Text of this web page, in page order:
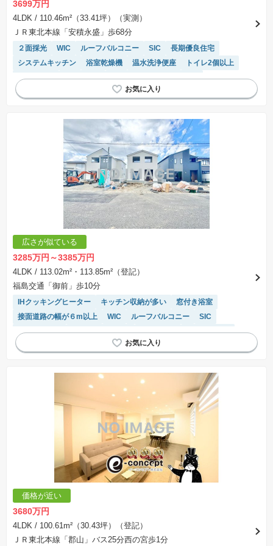
3699万円
4LDK / 110.46m²（33.41坪）（実測）
ＪＲ東北本線「安積永盛」歩68分
２面採光 WIC ルーフバルコニー SIC
長期優良住宅
システムキッチン
浴室乾燥機 温水洗浄便座
トイレ2個以上
全室南向き
陽当り良好
モニター付きインターホン
閑静な住宅地
対面キッチン
広さが似ている
3285万円～3385万円
4LDK / 113.02m²・113.85m²（登記）
福島交通「御前」歩10分
IHクッキングヒーター キッチン収納が多い
窓付き浴室
接面道路の幅が６m以上
WIC ルーフバルコニー
SIC
長期優良住宅
システムキッチン 浴室乾燥機
温水洗浄便座
トイレ2個以上
フラット35適合 平坦地
価格が近い
3680万円
4LDK / 100.61m²（30.43坪）（登記）
ＪＲ東北本線「郡山」バス25分西の宮歩1分